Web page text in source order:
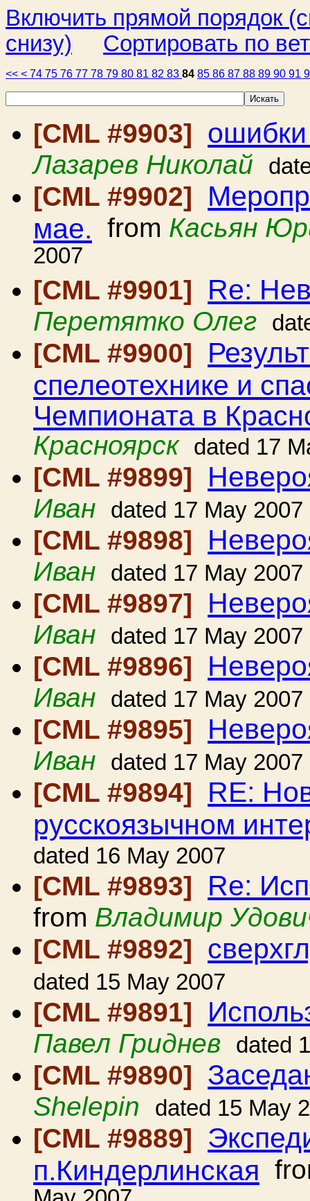
Включить прямой порядок
снизу)
Сортировать по
<< < 74 75 76 77 78 79 80 81 82 83 84 85 86 87 88 89 90 91
[CML #9903]
Лазарев Николай
[CML #9902]
мае. from Касьян
2007
[CML #9901]
Re:
Перетятко Олег
[CML #9900]
спелеотехнике и
Чемпионата в
Красноярск
dated 17
[CML #9899]
Иван dated 17 May 2007
[CML #9898]
Иван dated 17 May 2007
[CML #9897]
Иван dated 17 May 2007
[CML #9896]
Иван dated 17 May 2007
[CML #9895]
Иван dated 17 May 2007
[CML #9894] RE:
русскоязычном
dated 16 May 2007
[CML #9893] Re:
from Владимир
[CML #9892]
dated 15 May 2007
[CML #9891]
Павел Гриднев dated
[CML #9890]
Shelepin dated 15 May
[CML #9889]
п.Киндерлинская